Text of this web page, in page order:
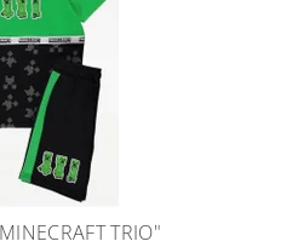
TRIO"